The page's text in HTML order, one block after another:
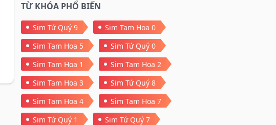
TỪ KHÓA PHỔ BIẾN
Sim Tứ Quý 9
Sim Tam Hoa 0
Sim Tam Hoa 5
Sim Tứ Quý 0
Sim Tam Hoa 1
Sim Tam Hoa 2
Sim Tam Hoa 3
Sim Tứ Quý 8
Sim Tam Hoa 4
Sim Tam Hoa 7
Sim Tứ Quý 1
Sim Tứ Quý 7